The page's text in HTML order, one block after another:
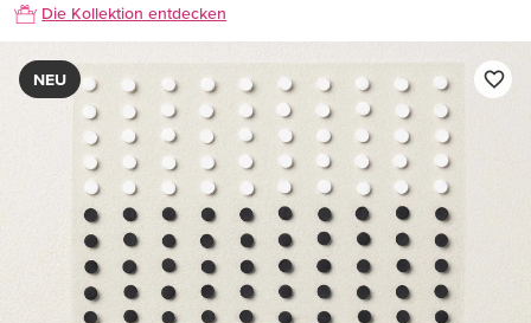
Die Kollektion entdecken
NEU